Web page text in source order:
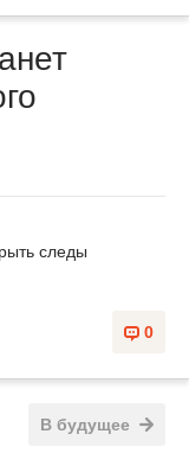
следы
0
В будущее